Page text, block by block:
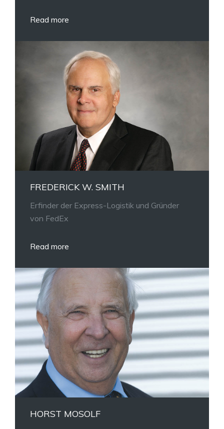
Read more
FREDERICK W. SMITH
Erfinder der Express-Logistik und Gründer
von FedEx
Read more
HORST MOSOLF